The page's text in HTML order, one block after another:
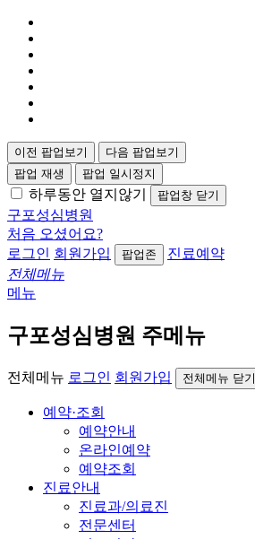
이전 팝업보기
다음 팝업보기
팝업 재생
팝업 일시정지
하루동안 열지않기 팝업창 닫기
구포성심병원
처음 오셨어요?
로그인 회원가입 팝업존
진료예약
전체메뉴
메뉴
구포성심병원 주메뉴
전체메뉴 로그인 회원가입 전체메뉴 닫기
예약·조회
예약안내
온라인예약
예약조회
진료안내
진료과/의료진
전문센터